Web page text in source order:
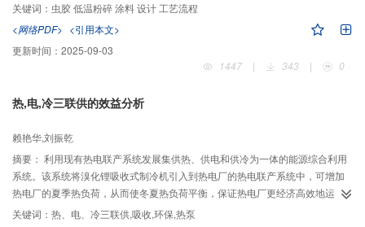
关键词： 虫胶 低温粉碎 涂料 设计 工艺流程
<网络PDF> <引用本文>
更新时间： 2025-09-03
1447
| 343 | 0
热,电,冷三联供的效益分析
赖艳华,刘振乾
摘要： 利用现有热电联产系统发展集供热、供电和供冷为一体的能源综合利用
系统。该系统将溴化锂吸收式制冷机引入到热电厂的热电联产系统中，可增加
热电厂的夏季热负荷，从而使冬夏热负荷平衡，保证热电厂更经济高效地运
行。通过调查和计算，将热电冷联产与热电和冷量分供系统加以比较，表明该
关键词： 热、电、冷三联供,吸收,环保,热泵